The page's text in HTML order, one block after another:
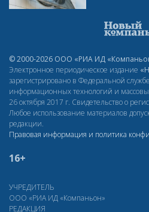
© 2000-2026 ООО «РИА ИД
Электронное периодическое издание
зарегистрировано в Федеральной
информационных технологий и
26 октября 2017 г. Свидетельство о
Любое использование материалов
редакции.
Правовая информация и политика
16+
УЧРЕДИТЕЛЬ
ООО «РИА ИД «Компаньон»
РЕДАКЦИЯ